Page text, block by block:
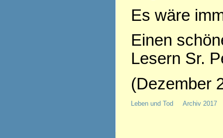
Es wäre
Einen
Lesern Sr.
(Dezember
Leben und Tod Archiv 2017